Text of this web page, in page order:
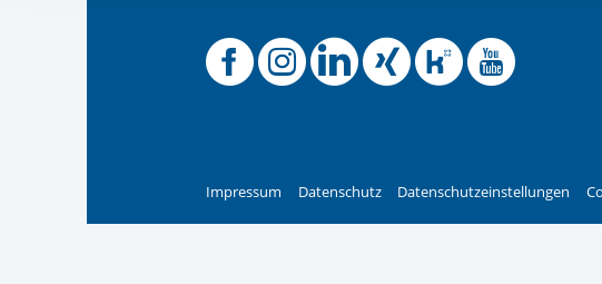
der von Ihnen aufgerufenen und somit
aufgrund berechtigter Interessen und
Offizielle
Offizielle
Offizielle
Impressum Datenschutz Datenschutzeinstellungen